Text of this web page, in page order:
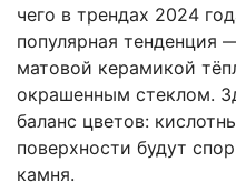
чего в трендах 2024
популярная тенденция
матовой керамикой
окрашенным стеклом.
баланс цветов:
поверхности будут
камня.